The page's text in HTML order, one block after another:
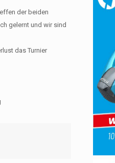
der beiden
gelernt und wir sind
das Turnier